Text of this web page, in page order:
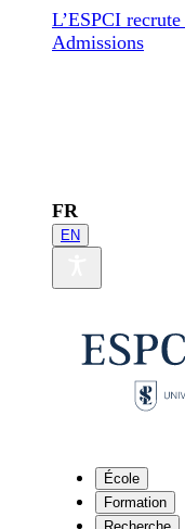
L’ESPCI recrute
Admissions
FR
EN
École
Formation